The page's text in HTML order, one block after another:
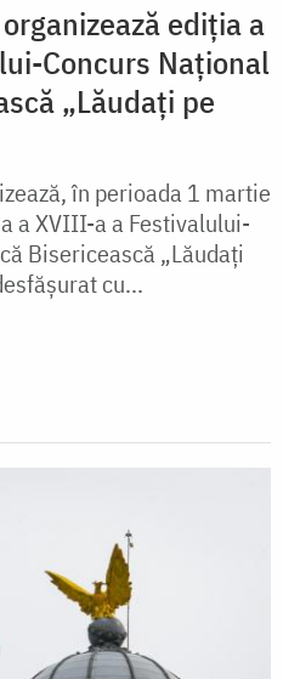
ediția a
Concurs Național
„Lăudați pe
în perioada 1 martie
a XVIII-a a Festivalului-
Bisericească „Lăudați
cu...